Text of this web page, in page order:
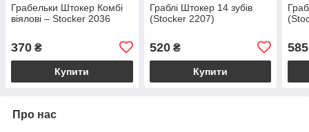
Грабельки Штокер Комбі
віялові – Stocker 2036
370 ₴
Купити
Граблі Штокер 14 зубів
(Stocker 2207)
520₴
Купити
585
Про нас